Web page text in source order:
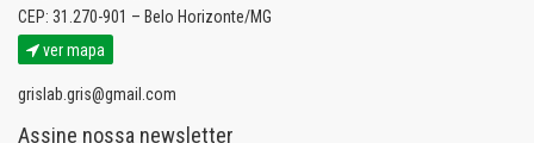
CEP: 31.270-901 – Belo Horizonte/MG
ver mapa
grislab.gris@gmail.com
Assine nossa newsletter